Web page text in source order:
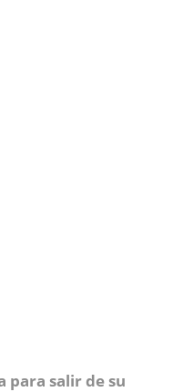
para salir de su